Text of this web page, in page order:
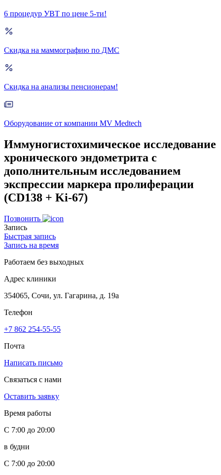
6 процедур УВТ по цене 5-ти!
Скидка на маммографию по ДМС
Скидка на анализы пенсионерам!
Оборудование от компании MV Medtech
Иммуногистохимическое исследование
хронического эндометрита с
дополнительным исследованием
экспрессии маркера пролиферации
(CD138 + Ki-67)
Позвонить
Запись
Быстрая запись
Запись на время
Работаем без выходных
Адрес клиники
354065, Сочи, ул. Гагарина, д. 19а
Телефон
+7 862 254-55-55
Почта
Написать письмо
Связаться с нами
Оставить заявку
Время работы
С 7:00 до 20:00
в будни
С 7:00 до 20:00